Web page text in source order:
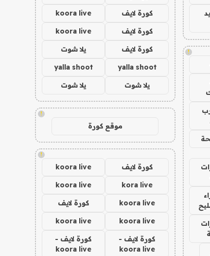
!
كورة لايف koora live
كورة لايف koora live
كورة لايف يلا شوت
yalla shoot
yalla shoot
يلا شوت يلا شوت
!
موقع كورة
!
كورة لايف koora live
kora live
koora live
koora live كورة لايف
koora live
koora live
كورة لايف -
koora live
كورة لايف -
koora live